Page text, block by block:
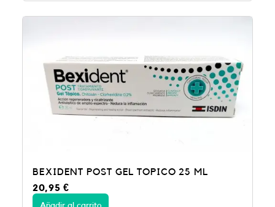
BEXIDENT POST GEL TOPICO 25 ML
20,95€